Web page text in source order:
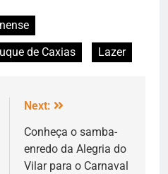
de Caxias Lazer
Next:
Conheça o samba-
enredo da Alegria do
Vilar para o Carnaval